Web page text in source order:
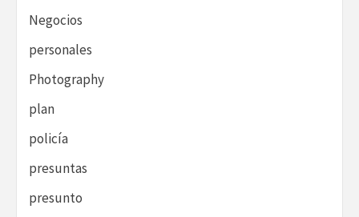
Negocios
personales
Photography
plan
policía
presuntas
presunto